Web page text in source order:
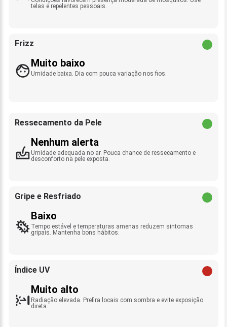
telas e repelentes pessoais.
Frizz
Muito baixo
Umidade baixa. Dia com pouca variação nos fios.
Ressecamento da Pele
Nenhum alerta
Umidade adequada no ar. Pouca chance de ressecamento e
desconforto na pele exposta.
Gripe e Resfriado
Baixo
Tempo estável e temperaturas amenas reduzem sintomas
gripais. Mantenha bons hábitos.
Índice UV
Muito alto
Radiação elevada. Prefira locais com sombra e evite exposição
direta.